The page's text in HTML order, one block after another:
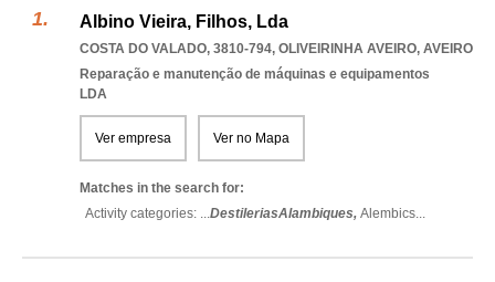
Albino Vieira, Filhos, Lda
COSTA DO VALADO, 3810-794, OLIVEIRINHA AVEIRO, AVEIRO
Reparação e manutenção de máquinas e equipamentos
LDA
Ver empresa Ver no Mapa
Matches in the search for:
Activity categories: ...DestileriasAlambiques, Alembics...